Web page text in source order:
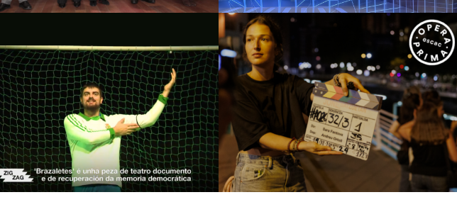
Amorodio Teatro
Campañas culturales Estrategia de
comunicación y PR
ESCAC
Campañas culturales Estrategia de
comunicación y PR Estrategia
digital y contenidos